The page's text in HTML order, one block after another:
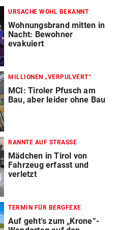
URSACHE WOHL BEKANNT
Wohnungsbrand mitten in
Nacht: Bewohner
evakuiert
MILLIONEN „VERPULVERT“
MCI: Tiroler Pfusch am
Bau, aber leider ohne Bau
RANNTE AUF STRASSE
Mädchen in Tirol von
Fahrzeug erfasst und
verletzt
TERMIN FÜR BERGFEXE
Auf geht‘s zum „Krone“-